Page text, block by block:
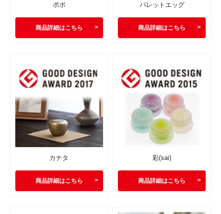
ポポ
商品詳細はこちら
パレットエッグ
商品詳細はこちら
カナタ
商品詳細はこちら
彩(sai)
商品詳細はこちら